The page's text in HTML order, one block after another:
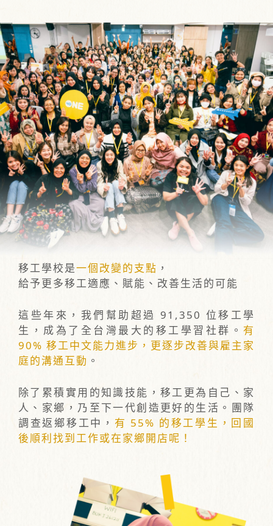
移工學校是一個改變的支點 ，
給予更多移工適應、賦能、改善生活的可能
這些年來，我們幫助超過 91,350 位移工學
生，成為了全台灣最大的移工學習社群。 有
90% 移工中文能力進步，更逐步改善與雇主家
庭的溝通互動 。
除了累積實用的知識技能，移工更為自己、家
人、家鄉，乃至下一代創造更好的生活。團隊
調查返鄉移工中， 有 55% 的移工學生，回國
後順利找到工作或在家鄉開店呢！